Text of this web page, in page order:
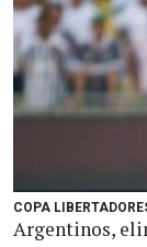
COPA
Argentinos,